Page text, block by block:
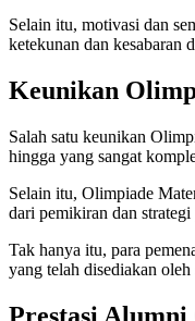
Selain itu, motivasi dan
ketekunan dan kesabaran
Keunikan
Salah satu keunikan
hingga yang sangat
Selain itu, Olimpiade
dari pemikiran dan strategi
Tak hanya itu, para
yang telah disediakan